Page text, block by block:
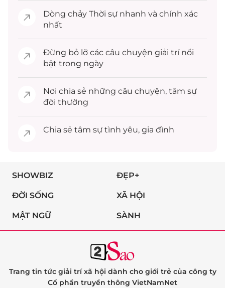
Dòng chảy Thời sự nhanh và chính xác
nhất
Đừng bỏ lỡ các câu chuyện giải trínổi
bật trong ngày
Nơi chia sẻ những câu chuyện, tâm sự
đời thường
Chia sẻ tâm sự tình yêu, gia đình
SHOWBIZ ĐẸP+
ĐỜI SỐNG XÃ HỘI
MẬT NGỮ SÀNH
Trang tin tức giải trí xã hội dành cho giới trẻ của công ty
Cổ phần truyền thông VietNamNet